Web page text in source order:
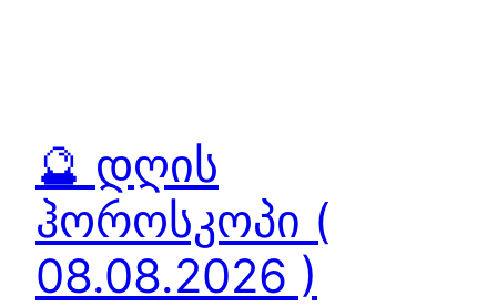
🔮 დღის
ჰოროსკოპი (
08.08.2026 )